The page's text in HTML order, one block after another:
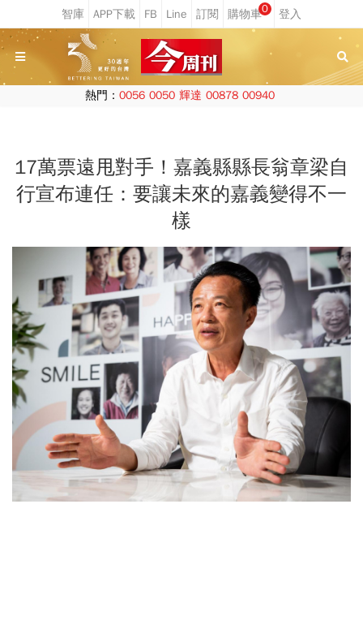
0
熱門： 0056 0050 輝達 00878 00940
17萬票遠甩對手！嘉義縣縣長翁章梁自
行宣布連任：要讓未來的嘉義變得不一
樣